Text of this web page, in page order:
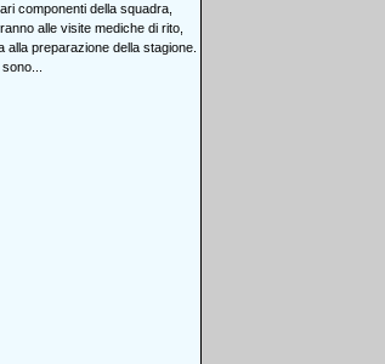
componenti della squadra,
alle visite mediche di rito,
alla preparazione della stagione.